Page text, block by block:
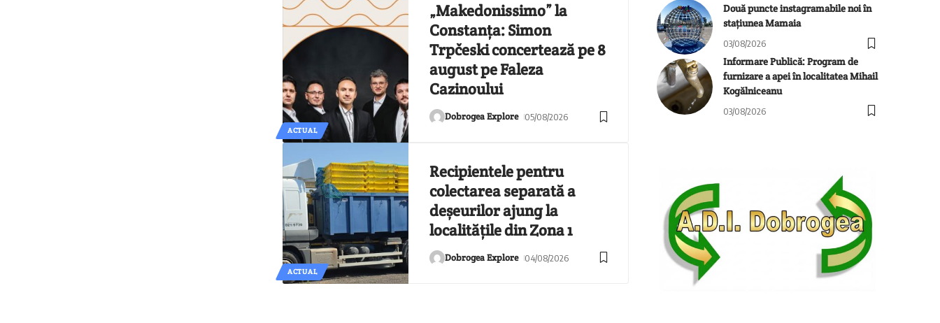
ACTUAL
„Makedonissimo” la
Constanța: Simon
Trpčeski concertează pe 8
august pe Faleza
Cazinoului
Dobrogea Explore 05/08/2026
ACTUAL
Recipientele pentru
colectarea separată a
deșeurilor ajung la
localitățile din Zona 1
Dobrogea Explore 04/08/2026
Două puncte instagramabile noi în
stațiunea Mamaia
03/08/2026
Informare Publică: Program de
furnizare a apei în localitatea Mihail
Kogălniceanu
03/08/2026